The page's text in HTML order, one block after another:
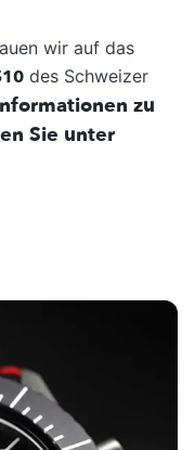
wir auf das
des Schweizer
zu
Sie unter